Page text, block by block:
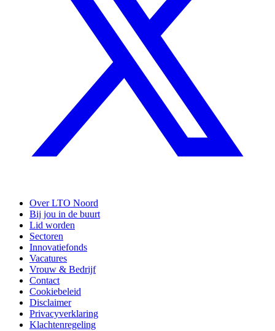
Over LTO Noord
Bij jou in de buurt
Lid worden
Sectoren
Innovatiefonds
Vacatures
Vrouw & Bedrijf
Contact
Cookiebeleid
Disclaimer
Privacyverklaring
Klachtenregeling